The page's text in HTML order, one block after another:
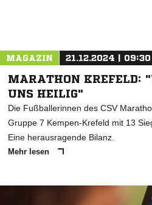
MAGAZIN 21.12.2024 | 09:30
MARATHON KREFELD:
UNS HEILIG"
Die Fußballerinnen des CSV
Gruppe 7 Kempen-Krefeld mit 13
Eine herausragende Bilanz.
Mehr lesen